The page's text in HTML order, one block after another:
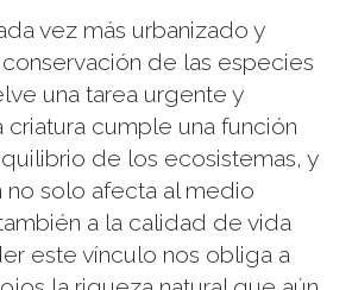
vez más urbanizado y
de las especies
una tarea urgente y
criatura cumple una función
de los ecosistemas, y
no solo afecta al medio
a la calidad de vida
este vínculo nos obliga a